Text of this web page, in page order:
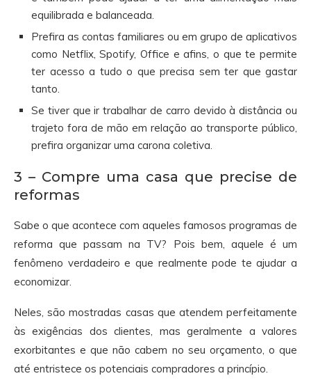
equilibrada e balanceada.
Prefira as contas familiares ou em grupo de aplicativos
como Netflix, Spotify, Office e afins, o que te permite
ter acesso a tudo o que precisa sem ter que gastar
tanto.
Se tiver que ir trabalhar de carro devido à distância ou
trajeto fora de mão em relação ao transporte público,
prefira organizar uma carona coletiva.
3 – Compre uma casa que precise de
reformas
Sabe o que acontece com aqueles famosos programas de
reforma que passam na TV? Pois bem, aquele é um
fenômeno verdadeiro e que realmente pode te ajudar a
economizar.
Neles, são mostradas casas que atendem perfeitamente
às exigências dos clientes, mas geralmente a valores
exorbitantes e que não cabem no seu orçamento, o que
até entristece os potenciais compradores a princípio.